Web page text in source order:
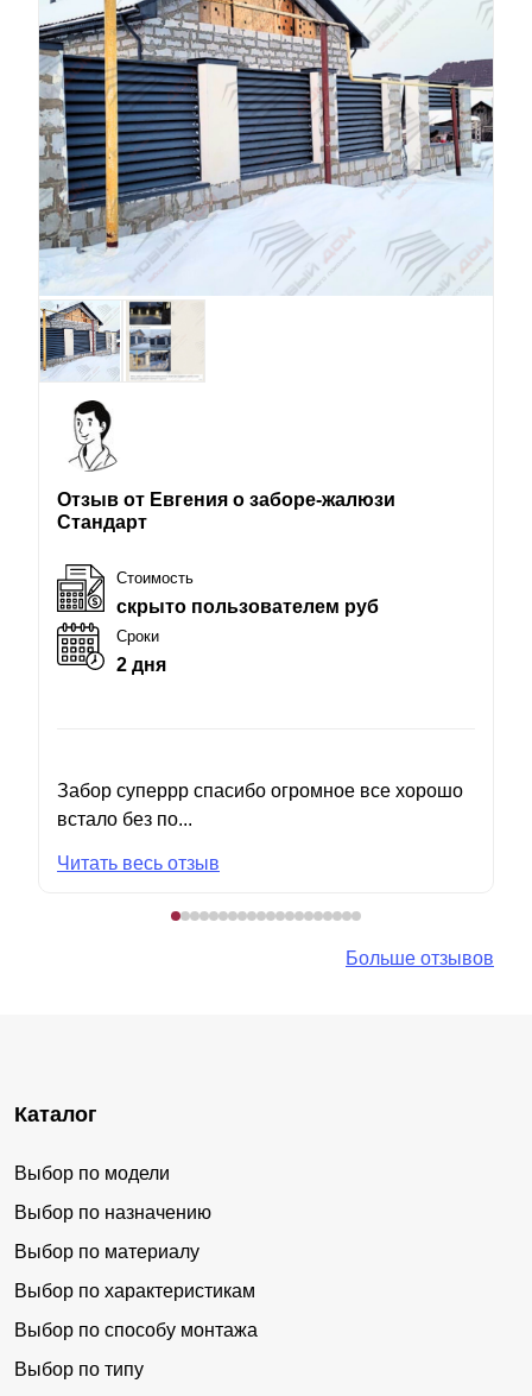
Отзыв от Евгения о заборе-жалюзи
Стандарт
Стоимость
скрыто пользователем руб
Сроки
2 дня
Забор суперрр спасибо огромное все хорошо
встало без по...
Читать весь отзыв
Больше отзывов
Каталог
Выбор по модели
Выбор по назначению
Выбор по материалу
Выбор по характеристикам
Выбор по способу монтажа
Выбор по типу